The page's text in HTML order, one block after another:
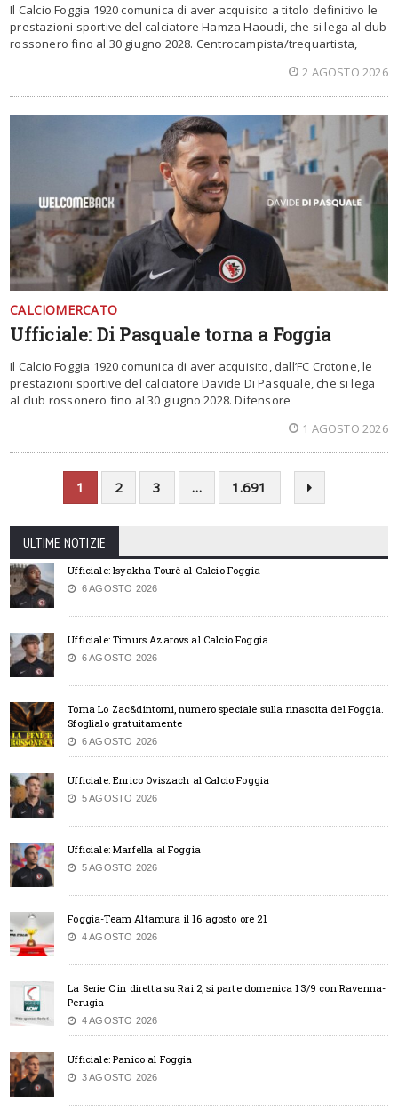
Il Calcio Foggia 1920 comunica di aver acquisito a titolo definitivo le
prestazioni sportive del calciatore Hamza Haoudi, che si lega al club
rossonero fino al 30 giugno 2028. Centrocampista/trequartista,
2 AGOSTO 2026
CALCIOMERCATO
Ufficiale: Di Pasquale torna a Foggia
Il Calcio Foggia 1920 comunica di aver acquisito, dall’FC Crotone, le
prestazioni sportive del calciatore Davide Di Pasquale, che si lega
al club rossonero fino al 30 giugno 2028. Difensore
1 AGOSTO 2026
1 2 3 … 1.691
ULTIME NOTIZIE
Ufficiale: Isyakha Tourè al Calcio Foggia
6 AGOSTO 2026
Ufficiale: Timurs Azarovs al Calcio Foggia
6 AGOSTO 2026
Torna Lo Zac&dintorni, numero speciale sulla rinascita del Foggia.
Sfoglialo gratuitamente
6 AGOSTO 2026
Ufficiale: Enrico Oviszach al Calcio Foggia
5 AGOSTO 2026
Ufficiale: Marfella al Foggia
5 AGOSTO 2026
Foggia-Team Altamura il 16 agosto ore 21
4 AGOSTO 2026
La Serie C in diretta su Rai 2, si parte domenica 13/9 con Ravenna-
Perugia
4 AGOSTO 2026
Ufficiale: Panico al Foggia
3 AGOSTO 2026